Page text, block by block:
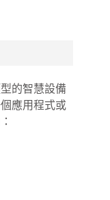
的智慧設備
應用程式或